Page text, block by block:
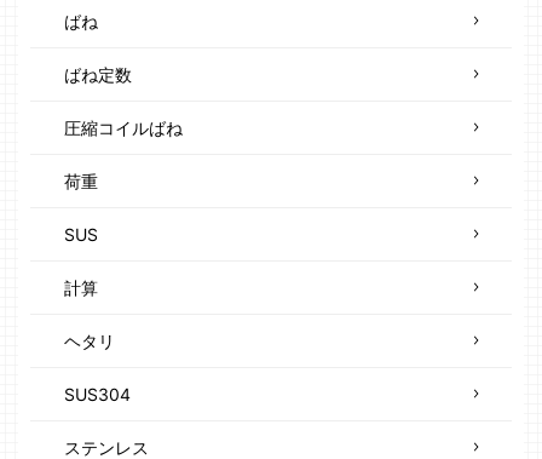
ばね
ばね定数
圧縮コイルばね
荷重
SUS
計算
ヘタリ
SUS304
ステンレス